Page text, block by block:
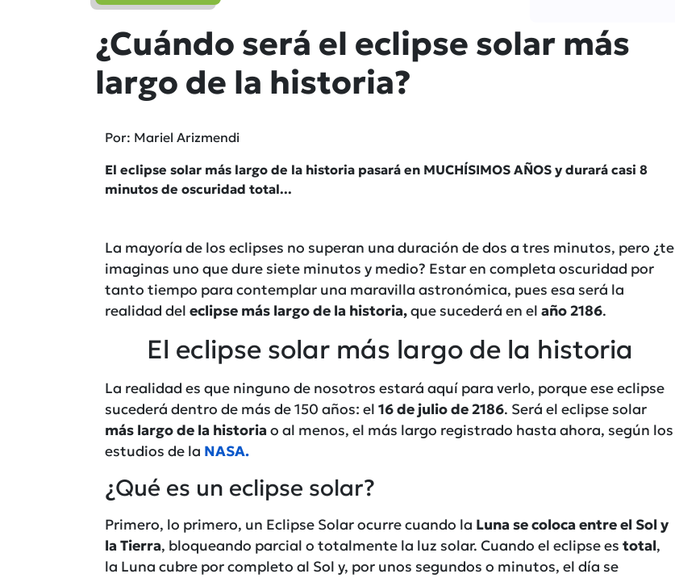
¿Cuándo será el eclipse solar más
largo de la historia?
Por: Mariel Arizmendi
El eclipse solar más largo de la historia pasará en MUCHÍSIMOS AÑOS y durará casi 8
minutos de oscuridad total...
La mayoría de los eclipses no superan una duración de dos a tres minutos, pero ¿te
imaginas uno que dure siete minutos y medio? Estar en completa oscuridad por
tanto tiempo para contemplar una maravilla astronómica, pues esa será la
realidad del eclipse más largo de la historia,que sucederá en el año 2186.
El eclipse solar más largo de la historia
La realidad es que ninguno de nosotros estará aquí para verlo, porque ese eclipse
sucederá dentro de más de 150 años: el 16 de julio de 2186. Será el eclipse solar
más largo de la historia o al menos, el más largo registrado hasta ahora, según los
estudios de la NASA.
¿Qué es un eclipse solar?
Primero, lo primero, un Eclipse Solar ocurre cuando la Luna se coloca entre el Sol y
la Tierra, bloqueando parcial o totalmente la luz solar. Cuando el eclipse es total,
la Luna cubre por completo al Sol y, por unos segundos o minutos, el día se